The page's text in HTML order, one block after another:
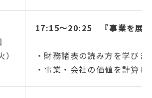
17:15～20:25 『事業を展
・財務諸表の読み方を学びま
・事業・会社の価値を計算し